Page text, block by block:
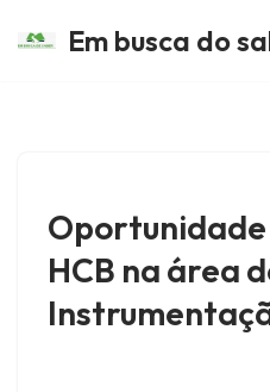
Em busca do
HCB na área